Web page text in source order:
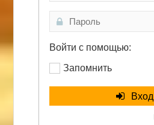
Войти с помощью:
Запомнить
Вход